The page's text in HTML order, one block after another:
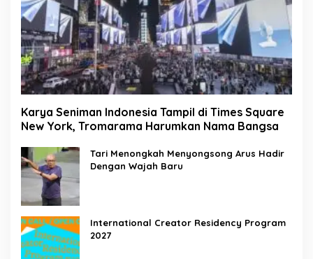
Karya Seniman Indonesia Tampil di Times Square
New York, Tromarama Harumkan Nama Bangsa
Tari Menongkah Menyongsong Arus Hadir
Dengan Wajah Baru
International Creator Residency Program
2027